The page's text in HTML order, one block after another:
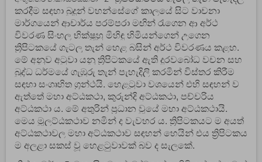
කරදීම සඳහා බුදුන් වහන්සේගේ කාලයේ සිට වාචනා
මාර්ගයෙන් ආචාර්ය පරම්පරා මඟින් රැගෙන ආ අර්ථ
විවරණ සිංහල භික්ෂූහු මිහිඳු හිමියන්ගෙන් උගෙන
ත්‍රිපිටකයේ ගැටලු තැන් හෙළ බසින් අර්ථ විවරණය කළහ.
මේ අනුව අටුවා යනු ත්‍රිපිටකයේ ඇති දුරවබෝධ වචන සහ
බුද්ධ ධර්මයේ ගැඹුරු තැන් පැහැදිලි කරමින් විස්තර කිරීම
සඳහා සංගෘහිත ග්‍රන්ථයි. හෙළටුවා වශයෙන් එහි සඳහන් ව
ඇත්තේ මහා අට්ඨකථා, කුරුන්දි අට්ඨකථා, පච්චරිය
අට්ඨකථා ය. මේ අතුරින් ප්‍රධාන වූයේ මහා අට්ඨකථායි.
මෙය මූලට්ඨකථාව නමින් ද වැවහර ය. ත්‍රිපිටකයට ම අයත්
අට්ඨකථාවල මහා අට්ඨකථාව සඳහන් හෙයින් එය ත්‍රිපිටකය
ම අලළා සකස් වූ හෙළටුවාවක් බව ද සැලකේ.